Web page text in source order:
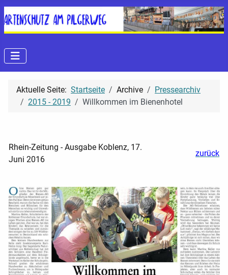
Aktuelle Seite: Startseite Archive
Pressearchiv
2015 - 2019
Willkommen im Bienenhotel
Rhein-Zeitung - Ausgabe Koblenz, 17.
Juni 2016
zurück